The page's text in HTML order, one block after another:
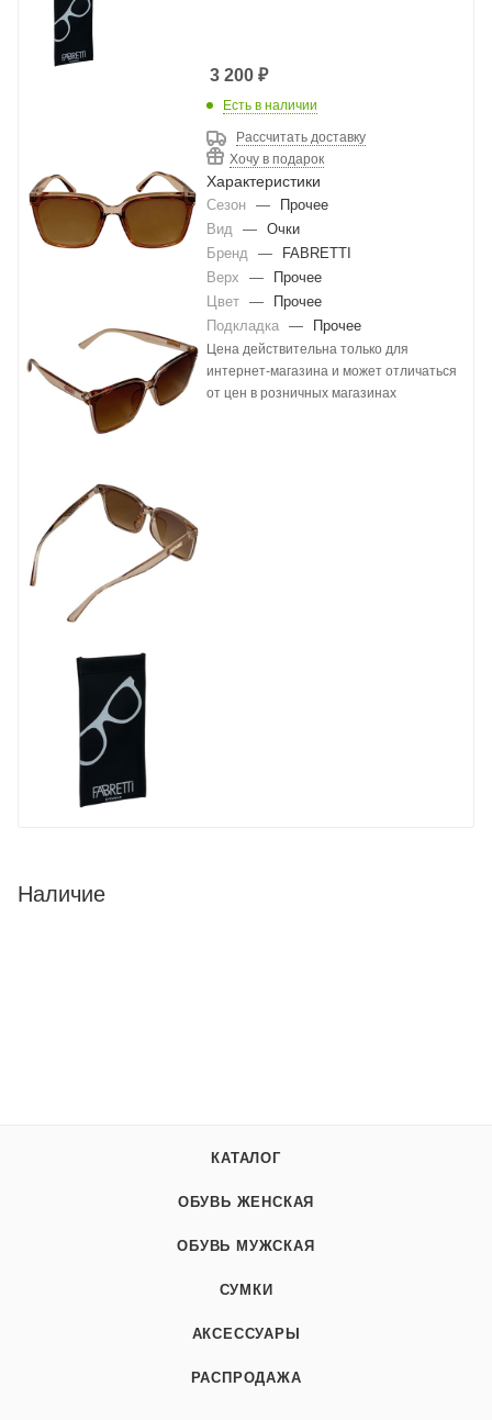
3 200₽
Есть в наличии
Рассчитать доставку
Хочу в подарок
Характеристики
Сезон —
Прочее
Вид
—
Очки
Бренд
—
FABRETTI
Верх
—
Прочее
Цвет —
Прочее
Подкладка — Прочее
Цена действительна только для
интернет-магазина и может отличаться
от цен в розничных магазинах
Наличие
КАТАЛОГ
ОБУВЬ ЖЕНСКАЯ
ОБУВЬ МУЖСКАЯ
СУМКИ
АКСЕССУАРЫ
РАСПРОДАЖА